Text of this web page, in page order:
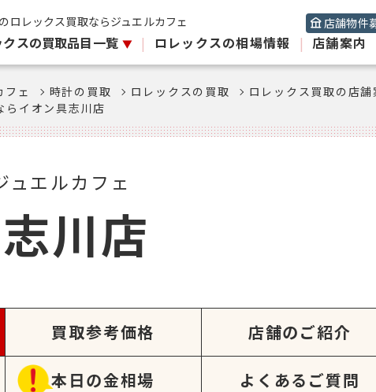
ロレックス買取ならジュエルカフェ 店舗物件
クスの買取品目一覧 | ロレックスの相場情報 | 店舗案内
フェ 時計の買取 ロレックスの買取 ロレックス買取の店舗
らイオン具志川店
ュエルカフェ
川店
買取参考価格 店舗のご紹介
本日の金相場 よくあるご質問